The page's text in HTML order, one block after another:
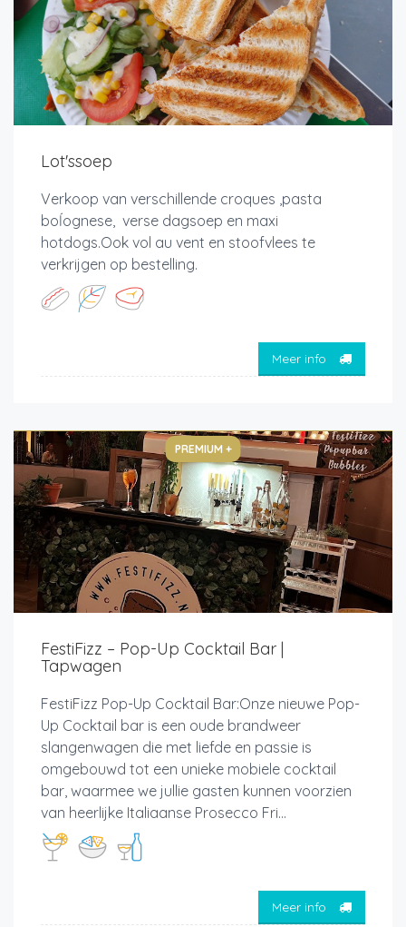
Lot'ssoep
Verkoop van verschillende croques ,pasta
boĺognese, verse dagsoep en maxi
hotdogs.Ook vol au vent en stoofvlees te
verkrijgen op bestelling.
Meer info
PREMIUM +
FestiFizz – Pop-Up Cocktail Bar |
Tapwagen
FestiFizz Pop-Up Cocktail Bar:Onze nieuwe Pop-
Up Cocktail bar is een oude brandweer
slangenwagen die met liefde en passie is
omgebouwd tot een unieke mobiele cocktail
bar, waarmee we jullie gasten kunnen voorzien
van heerlijke Italiaanse Prosecco Fri...
Meer info